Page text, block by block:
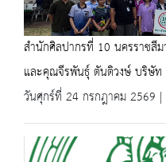
สำนักศิลปากรที่ 10 นครราช
และคุณจีรพันธุ์ ตันติวงษ์ บริษัท
วันศุกร์ที่ 24 กรกฎาคม 2569